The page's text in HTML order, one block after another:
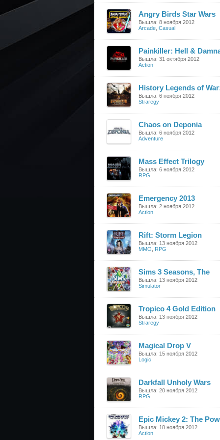
Angry Birds Star Wars
Вышла: 8 ноября 2012
Arcade Casual
Painkiller: Hell &
Вышла: 31 октября 2012
Action
History Legends of
Вышла: 6 ноября 2012
Straregy
Chaos on Deponia
Вышла: 6 ноября 2012
Adventure
Mass Effect Trilogy
Вышла: 6 ноября 2012
RPG
Emergency 2013
Вышла: 2 ноября 2012
Action
Rift: Storm Legion
Вышла: 13 ноября 2012
MMO
RPG
Sims 3 Seasons, The
Вышла: 13 ноября 2012
Simulator
Tropico 4 Gold Edition
Вышла: 13 ноября 2012
Straregy
Magical Drop V
Вышла: 15 ноября 2012
Logic
Darkfall Unholy Wars
Вышла: 20 ноября 2012
RPG
Epic Mickey 2: The
Вышла: 18 ноября 2012
Action